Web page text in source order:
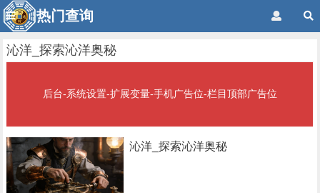
热门查询
沁洋_探索沁洋奥秘
后台-系统设置-扩展变量-手机广告位-栏目顶部广告位
沁洋_探索沁洋奥秘